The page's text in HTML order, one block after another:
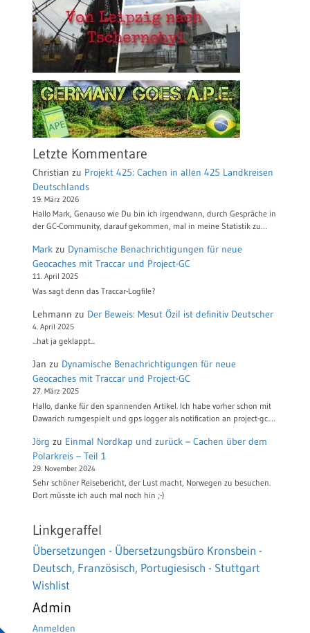
Letzte Kommentare
Christian zu Projekt 425: Cachen in allen 425 Landkreisen
Deutschlands
19. März 2026
Hallo Mark, Genauso wie Du bin ich irgendwann, durch Gespräche in
der GC-Community, darauf gekommen, mal in meine Statistik zu…
Mark zu Dynamische Benachrichtigungen für neue
Geocaches mit Traccar und Project-GC
11. April 2025
Was sagt denn das Traccar-Logfile?
Lehmann zu Der Beweis: Mesut Özil ist definitiv Deutscher
4. April 2025
...hat ja geklappt...
Jan zu Dynamische Benachrichtigungen für neue
Geocaches mit Traccar und Project-GC
27. März 2025
Hallo, danke für den spannenden Artikel. Ich habe vorher schon mit
Dawarich rumgespielt und gps logger als notification an project-gc.…
Jörg zu Einmal Nordkap und zurück – Cachen über dem
Polarkreis – Teil 1
29. November 2024
Sehr schöner Reisebericht, der Lust macht, Norwegen zu besuchen.
Dort müsste ich auch mal noch hin ;-)
Linkgeraffel
Übersetzungen - Übersetzungsbüro Kronsbein -
Deutsch, Französisch, Portugiesisch - Stuttgart
Wishlist
Admin
Anmelden